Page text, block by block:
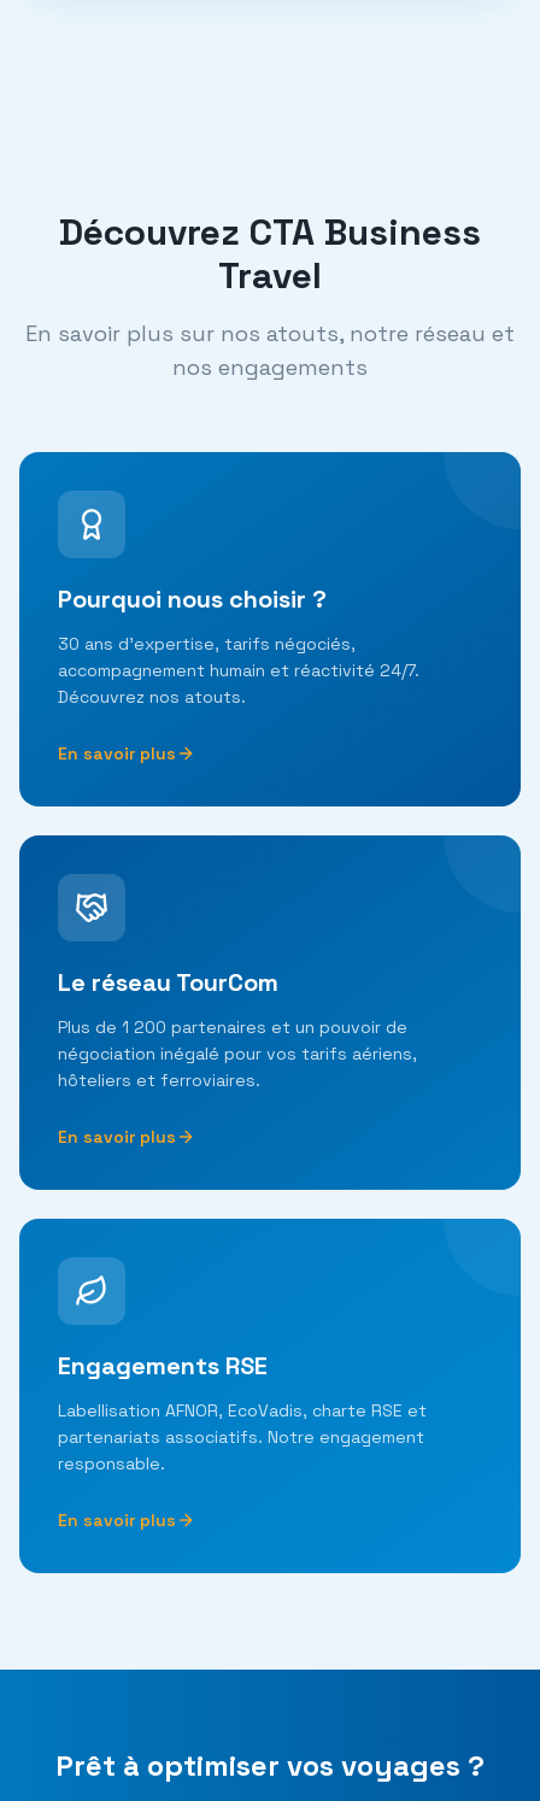
Découvrez CTA Business
Travel
En savoir plus sur nos atouts, notre réseau et
nos engagements
Pourquoi nous choisir ?
30 ans d'expertise, tarifs négociés,
accompagnement humain et réactivité 24/7.
Découvrez nos atouts.
En savoir plus
Le réseau TourCom
Plus de 1 200 partenaires et un pouvoir de
négociation inégalé pour vos tarifs aériens,
hôteliers et ferroviaires.
En savoir plus
Engagements RSE
Labellisation AFNOR, EcoVadis, charte RSE et
partenariats associatifs. Notre engagement
responsable.
En savoir plus
Prêt à optimiser vos voyages ?